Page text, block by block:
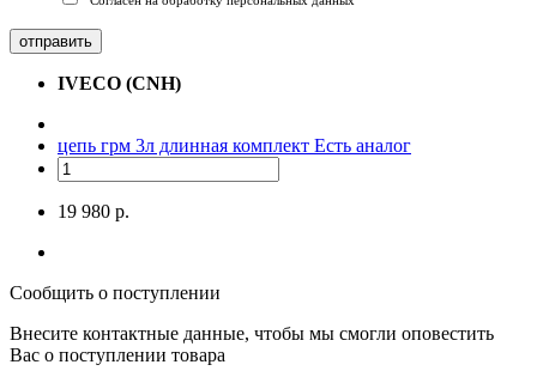
отправить
IVECO (CNH)
цепь грм 3л длинная комплект Есть аналог
19 980 р.
Сообщить о поступлении
Внесите контактные данные, чтобы мы смогли оповестить
Вас о поступлении товара